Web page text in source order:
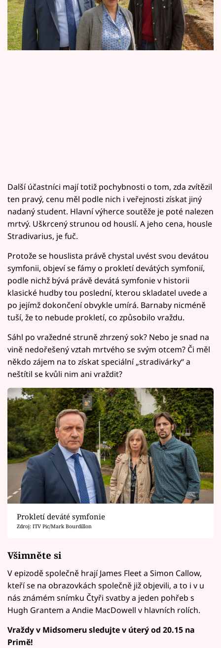
Sledujte prima+
Filmový festival Karlovy Vary
další epizodě Vražd v Midsomeru.
Další účastníci mají totiž pochybnosti o tom, zda zvítězil
ten pravý, cenu měl podle nich i veřejnosti získat jiný
nadaný student. Hlavní výherce soutěže je poté nalezen
mrtvý. Uškrcený strunou od houslí. A jeho cena, housle
Stradivarius, je fuč.
Protože se houslista právě chystal uvést svou devátou
symfonii, objeví se fámy o prokletí devátých symfonií,
podle nichž bývá právě devátá symfonie v historii
klasické hudby tou poslední, kterou skladatel uvede a
po jejímž dokončení obvykle umírá. Barnaby nicméně
tuší, že to nebude prokletí, co způsobilo vraždu.
Sáhl po vražedné struně zhrzený sok? Nebo je snad na
vině nedořešený vztah mrtvého se svým otcem? Či měl
někdo zájem na to získat speciální „stradivárky“ a
neštítil se kvůli nim ani vraždit?
Prokletí deváté symfonie
Zdroj: ITV Pic/Mark Bourdillon
Všimněte si
V epizodě společně hrají James Fleet a Simon Callow,
kteří se na obrazovkách společně již objevili, a to i v u
nás známém snímku Čtyři svatby a jeden pohřeb s
Hugh Grantem a Andie MacDowell v hlavních rolích.
Vraždy v Midsomeru sledujte v úterý od 20.15 na
Primě!